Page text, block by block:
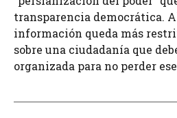
transparencia democrática.
información queda más
sobre una ciudadanía que
organizada para no perder